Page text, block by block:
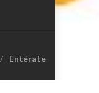
Entérate